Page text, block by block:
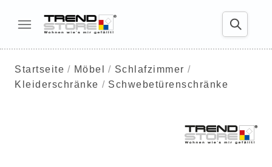
Startseite Möbel
Schlafzimmer
Kleiderschränke
Schwebetürenschränke